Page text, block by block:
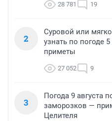
28 781 19
2
Суровой или
узнать по погоде
приметы
27 052 9
3
Погода 9 августа
заморозков —
Целителя